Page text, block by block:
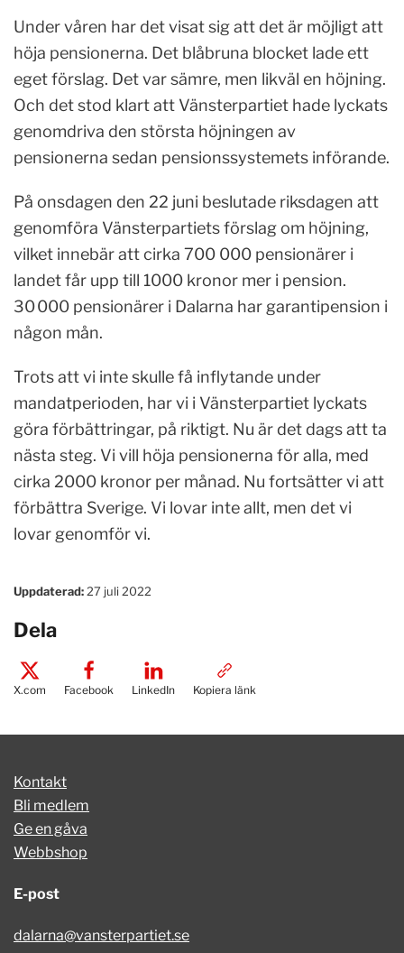
Under våren har det visat sig att det är möjligt att
höja pensionerna. Det blåbruna blocket lade ett
eget förslag. Det var sämre, men likväl en höjning.
Och det stod klart att Vänsterpartiet hade lyckats
genomdriva den största höjningen av
pensionerna sedan pensionssystemets införande.
På onsdagen den 22 juni beslutade riksdagen att
genomföra Vänsterpartiets förslag om höjning,
vilket innebär att cirka 700 000 pensionärer i
landet får upp till 1000 kronor mer i pension.
30 000 pensionärer i Dalarna har garantipension i
någon mån.
Trots att vi inte skulle få inflytande under
mandatperioden, har vi i Vänsterpartiet lyckats
göra förbättringar, på riktigt. Nu är det dags att ta
nästa steg. Vi vill höja pensionerna för alla, med
cirka 2000 kronor per månad. Nu fortsätter vi att
förbättra Sverige. Vi lovar inte allt, men det vi
lovar genomför vi.
Uppdaterad: 27 juli 2022
Dela
X.com Facebook LinkedIn Kopiera länk
Kontakt
Bli medlem
Ge en gåva
Webbshop
E-post
dalarna@vansterpartiet.se